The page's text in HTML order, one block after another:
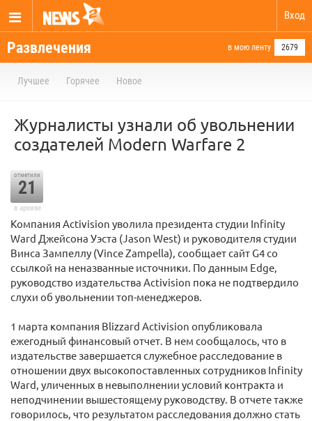
Вход
Развлечения в мою ленту 2679
Лучшее Горячее Новое
Журналисты узнали об увольнении
создателей Modern Warfare 2
отметили
21
в архиве
Компания Activision уволила президента студии Infinity
Ward Джейсона Уэста (Jason West) и руководителя студии
Винса Зампеллу (Vince Zampella), сообщает сайт G4 со
ссылкой на неназванные источники. По данным Edge,
руководство издательства Activision пока не подтвердило
слухи об увольнении топ-менеджеров.
1 марта компания Blizzard Activision опубликовала
ежегодный финансовый отчет. В нем сообщалось, что в
издательстве завершается служебное расследование в
отношении двух высокопоставленных сотрудников Infinity
Ward, уличенных в невыполнении условий контракта и
неподчинении вышестоящему руководству. В отчете также
говорилось, что результатом расследования должно стать